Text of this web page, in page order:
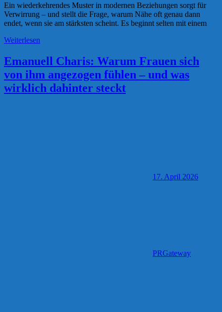
Ein wiederkehrendes Muster in modernen Beziehungen sorgt für
Verwirrung – und stellt die Frage, warum Nähe oft genau dann
endet, wenn sie am stärksten scheint. Es beginnt selten mit einem
Weiterlesen
Emanuell Charis: Warum Frauen sich
von ihm angezogen fühlen – und was
wirklich dahinter steckt
17. April 2026
PRGateway